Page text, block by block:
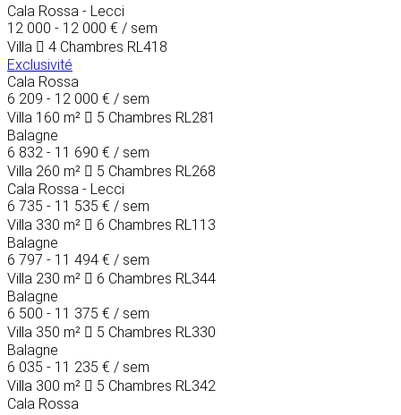
Cala Rossa - Lecci
12 000 - 12 000 € / sem
Villa
4 Chambres RL418
Exclusivité
Cala Rossa
6 209 - 12 000 € / sem
Villa 160 m² 5 Chambres RL281
Balagne
6 832 - 11 690 € / sem
Villa 260 m² 5 Chambres RL268
Cala Rossa - Lecci
6 735 - 11 535 € / sem
Villa 330 m² 6 Chambres RL113
Balagne
6 797 - 11 494 € / sem
Villa 230 m² 6 Chambres RL344
Balagne
6 500 - 11 375 € / sem
Villa 350 m² 5 Chambres RL330
Balagne
6 035 - 11 235 € / sem
Villa 300 m² 5 Chambres RL342
Cala Rossa